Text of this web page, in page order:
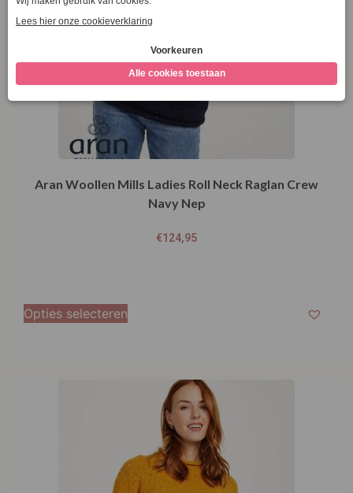
Aran Woollen Mills Ladies Roll Neck Raglan Crew
Navy Nep
€124,95
Opties selecteren